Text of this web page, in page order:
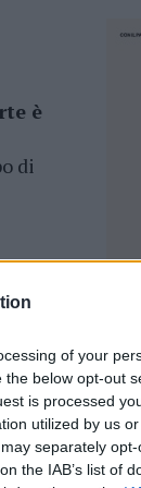
of your
below opt-out
is processed
utilized by us
separately
the IAB’s list of
è
di
si è
propri
di